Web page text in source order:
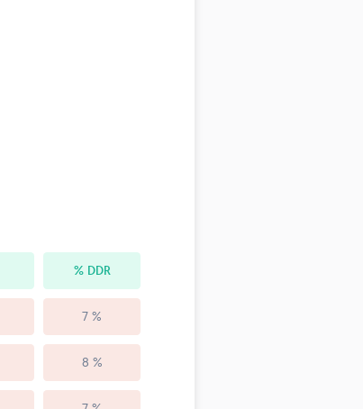
% DDR
7 %
8 %